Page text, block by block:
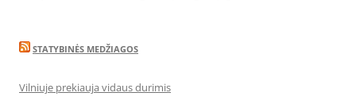
STATYBINĖS MEDŽIAGOS
Vilniuje prekiauja vidaus durimis